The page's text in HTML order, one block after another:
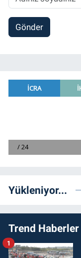
Gönder
Yükleniyor...
Trend Haberler
1